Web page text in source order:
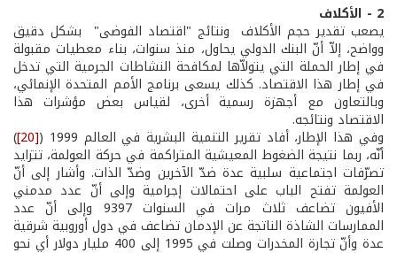
2 - الأكلاف
يصعب تقدير حجم الأكلاف ونتائج "اقتصاد الفوضى" بشكل دقيق
وواضح، إلاّ أنّ البنك الدولي يحاول، منذ سنوات، بناء معطيات مقبولة
في إطار الحملة التي يتولاّها لمكافحة النشاطات الجرمية التي تدخل
في إطار هذا الاقتصاد. كذلك يسعى برنامج الأمم المتحدة الإنمائي،
وبالتعاون مع أجهزة رسمية أخرى، لقياس بعض مؤشرات هذا
الاقتصاد ونتائجه.
وفي هذا الإطار، أفاد تقرير التنمية البشرية في العالم 1999 ( [20]
)
أنّه، ربما نتيجة الضغوط المعيشية المتراكمة في حركة العولمة، تتزايد
تصرّفات اجتماعية سلبية عدة ضدّ الآخرين وضدّ الذات. وأشار إلى أنّ
العولمة تفتح الباب على احتمالات إجرامية وإلى أنّ عدد مدمني
الأفيون تضاعف ثلاث مرات في السنوات 93­97 وإلى أنّ عدد
الممارسات الشاذة الناتجة عن الإدمان تضاعف في دول أوروبية شرقية
عدة وأنّ تجارة المخدرات وصلت في 1995 إلى 400 مليار دولار أي نحو